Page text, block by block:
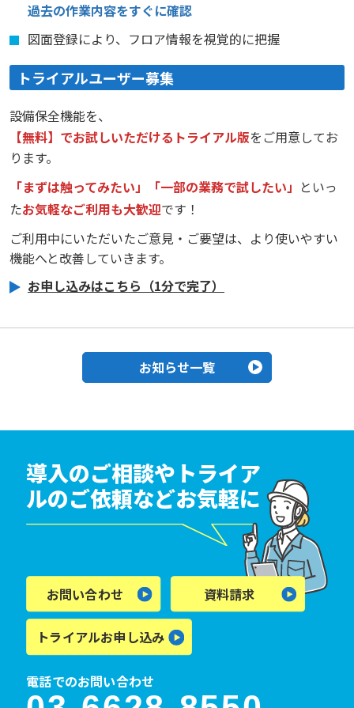
過去の作業内容をすぐに確認
図面登録により、フロア情報を視覚的に把握
トライアルユーザー募集
設備保全機能を、
【無料】でお試しいただけるトライアル版をご用意してお
ります。
「まずは触ってみたい」「一部の業務で試したい」 といっ
たお気軽なご利用も大歓迎です！
ご利用中にいただいたご意見・ご要望は、より使いやすい
機能へと改善していきます。
お申し込みはこちら（1分で完了）
お知らせ一覧
導入のご相談やトライア
ルのご依頼などお気軽に
お問い合わせ 資料請求
トライアルお申し込み
電話でのお問い合わせ